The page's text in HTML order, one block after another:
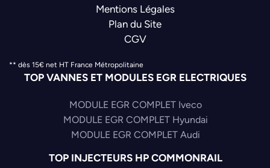
Mentions Légales
Plan du Site
CGV
** dès 15€ net HT France Métropolitaine
TOP VANNES ET MODULES EGR ELECTRIQUES
MODULE EGR COMPLET Iveco
MODULE EGR COMPLET Hyundai
MODULE EGR COMPLET Audi
TOP INJECTEURS HP COMMONRAIL